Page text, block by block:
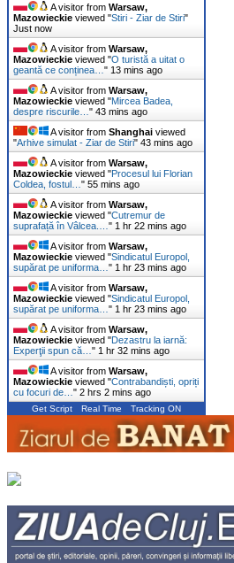
A visitor from Warsaw,
Mazowieckie viewed "Stiri - Ziar de Stiri"
Just now
A visitor from Warsaw,
Mazowieckie viewed "O turistă a uitat o
geantă ce conținea… " 13 mins ago
A visitor from Warsaw,
Mazowieckie viewed "Mircea Badea,
despre riscurile… " 43 mins ago
A visitor from Shanghai viewed
"Arhive simulat - Ziar de Stiri" 43 mins ago
A visitor from Warsaw,
Mazowieckie viewed "Procesul lui Florian
Coldea, fostul… " 55 mins ago
A visitor from Warsaw,
Mazowieckie viewed "Cutremur de
suprafață în Vâlcea.… " 1 hr 22 mins ago
A visitor from Warsaw,
Mazowieckie viewed "Sindicatul Europol,
supărat pe uniforma… " 1 hr 23 mins ago
A visitor from Warsaw,
Mazowieckie viewed "Sindicatul Europol,
supărat pe uniforma… " 1 hr 23 mins ago
A visitor from Warsaw,
Mazowieckie viewed "Dezastru la iarnă:
Experţii spun că… " 1 hr 32 mins ago
A visitor from Warsaw,
Mazowieckie viewed "Contrabandiști, opriți
cu focuri de… " 2 hrs 2 mins ago
Get Script Real Time Tracking ON